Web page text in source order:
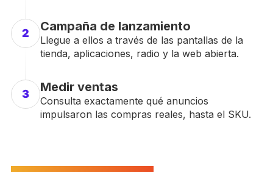
2 Campaña de lanzamiento
Llegue a ellos a través de las pantallas de la
tienda, aplicaciones, radio y la web abierta.
3 Medir ventas
Consulta exactamente qué anuncios
impulsaron las compras reales, hasta el SKU.